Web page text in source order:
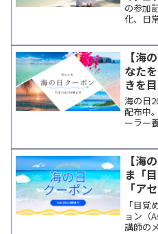
の参加
化、日
【海
なた
きを
グ＆
海の日
配布中
ーラー
新し
ジェ
るザン
す。
【海
ま「
「ア
ーリ
「目
ョン（
講師の